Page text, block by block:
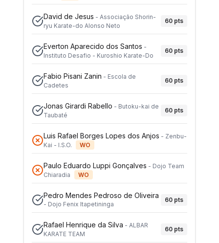
David de Jesus - Associação Shorin-
ryu Karate-do Alonso Neto
60 pts
Everton Aparecido dos Santos -
Instituto Desafio - Kuroshio Karate-Do
60 pts
Fabio Pisani Zanin - Escola de
Cadetes
60 pts
Jonas Girardi Rabello - Butoku-kai de
Taubaté
60 pts
Luis Rafael Borges Lopes dos Anjos - Zenbu-
Kai - I.S.O.
WO
Paulo Eduardo Luppi Gonçalves - Dojo Team
Chiaradia
WO
Pedro Mendes Pedroso de Oliveira
- Dojo Fenix Itapetininga
60 pts
Rafael Henrique da Silva - ALBAR
KARATE TEAM
60 pts